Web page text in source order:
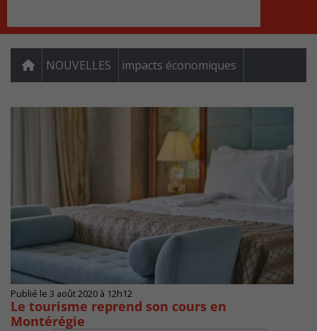
NOUVELLES impacts économiques
Publié le 3 août 2020 à 12h12
Le tourisme reprend son cours en
Montérégie